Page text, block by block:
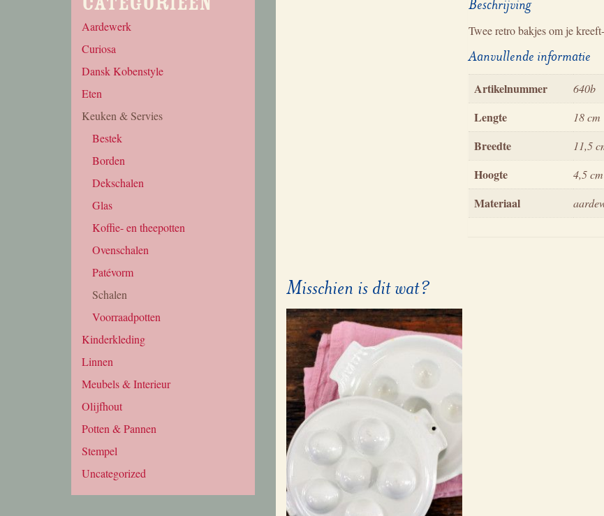
Beschrijving
Twee retro bakjes om je
Aanvullende informatie
Artikelnummer 640b
Lengte 18 cm
Breedte 11,5
Hoogte 4,5 cm
Materiaal
Misschien is dit wat?
Aardewerk
Curiosa
Dansk Kobenstyle
Eten
Keuken & Servies
Bestek
Borden
Dekschalen
Glas
Koffie- en theepotten
Ovenschalen
Patévorm
Schalen
Voorraadpotten
Kinderkleding
Linnen
Meubels & Interieur
Olijfhout
Potten & Pannen
Stempel
Uncategorized